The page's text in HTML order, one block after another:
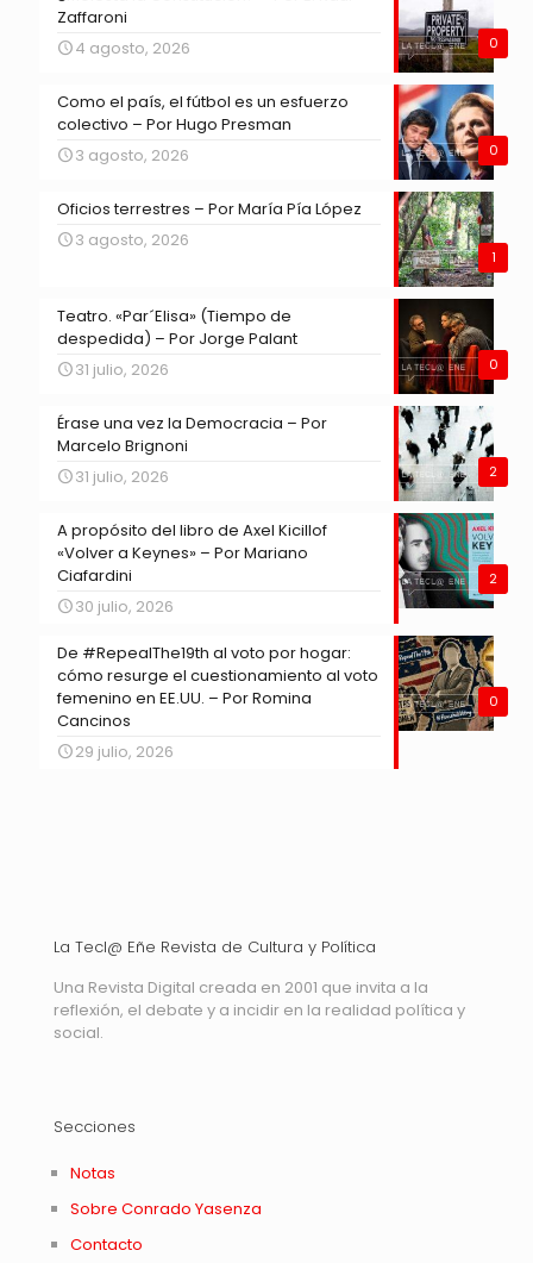
0
Zaffaroni
4 agosto, 2026
0
Como el país, el fútbol es un esfuerzo
colectivo – Por Hugo Presman
3 agosto, 2026
1
Oficios terrestres – Por María Pía López
3 agosto, 2026
0
Teatro. «Par´Elisa» (Tiempo de
despedida) – Por Jorge Palant
31 julio, 2026
2
Érase una vez la Democracia – Por
Marcelo Brignoni
31 julio, 2026
2
A propósito del libro de Axel Kicillof
«Volver a Keynes» – Por Mariano
Ciafardini
30 julio, 2026
0
De #RepealThe19th al voto por hogar:
cómo resurge el cuestionamiento al voto
femenino en EE.UU. – Por Romina
Cancinos
29 julio, 2026
La Tecl@ Eñe Revista de Cultura y Política
Una Revista Digital creada en 2001 que invita a la
reflexión, el debate y a incidir en la realidad política y
social.
Secciones
Notas
Sobre Conrado Yasenza
Contacto